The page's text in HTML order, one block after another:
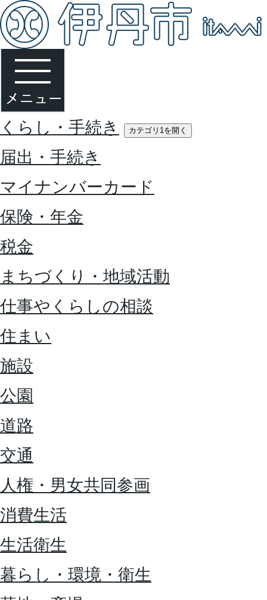
くらし・手続き カテゴリ1を開く
届出・手続き
マイナンバーカード
保険・年金
税金
まちづくり・地域活動
仕事やくらしの相談
住まい
施設
公園
道路
交通
人権・男女共同参画
消費生活
生活衛生
暮らし・環境・衛生